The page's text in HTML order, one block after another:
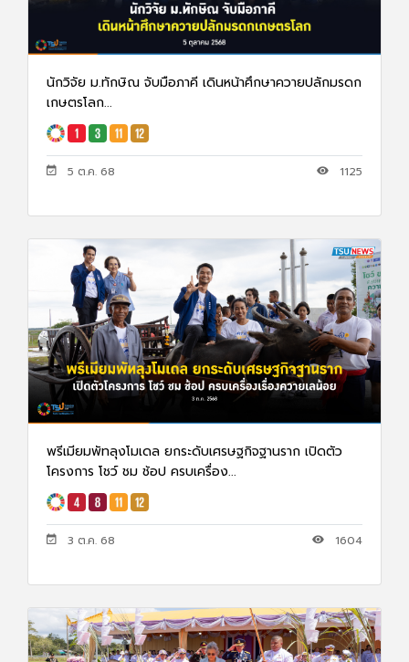
นักวิจัย ม.ทักษิณ จับมือภาคี เดินหน้าศึกษาควายปลักมรดก
เกษตรโลก...
5 ต.ค. 68 1125
พรีเมียมพัทลุงโมเดล ยกระดับเศรษฐกิจฐานราก เปิดตัว
โครงการ โชว์ ชม ช้อป ครบเครื่อง...
3 ต.ค. 68 1604